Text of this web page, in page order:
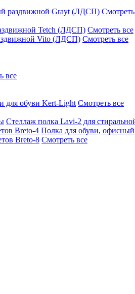
раздвижной Grayt (ЛДСП)
Tetch (ЛДСП) Смотреть все
Vito (ЛДСП) Смотреть все
все
для обуви Kert-Light Смотреть все
Стеллаж полка Lavi-2 для
Breto-4 Полка для обуви, офисный
Breto-8 Смотреть все